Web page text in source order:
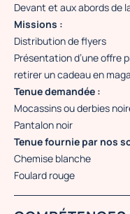
Devant et aux abords de
Missions :
Distribution de flyers
Présentation d’une offre
retirer un cadeau en
Tenue demandée :
Mocassins ou derbies
Pantalon noir
Tenue fournie par nos
Chemise blanche
Foulard rouge